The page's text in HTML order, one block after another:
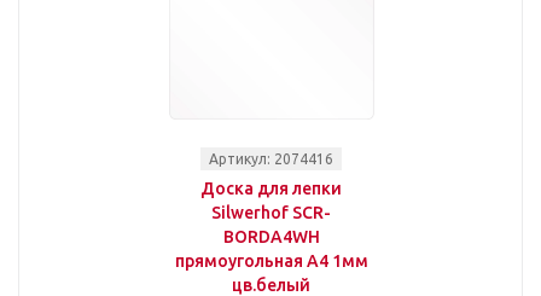
Артикул: 2074416
Доска для лепки
Silwerhof SCR-
BORDA4WH
прямоугольная A4 1мм
цв.белый